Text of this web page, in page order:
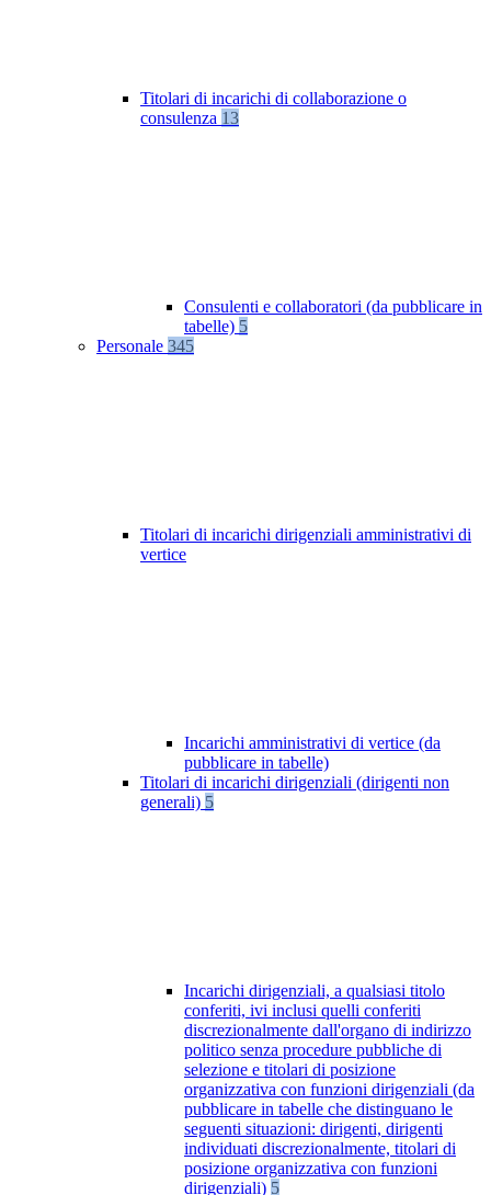
Titolari di incarichi di collaborazione o
consulenza 13
Consulenti e collaboratori (da pubblicare in
tabelle) 5
Personale 345
Titolari di incarichi dirigenziali amministrativi di
vertice
Incarichi amministrativi di vertice (da
pubblicare in tabelle)
Titolari di incarichi dirigenziali (dirigenti non
generali) 5
Incarichi dirigenziali, a qualsiasi titolo
conferiti, ivi inclusi quelli conferiti
discrezionalmente dall'organo di indirizzo
politico senza procedure pubbliche di
selezione e titolari di posizione
organizzativa con funzioni dirigenziali (da
pubblicare in tabelle che distinguano le
seguenti situazioni: dirigenti, dirigenti
individuati discrezionalmente, titolari di
posizione organizzativa con funzioni
dirigenziali) 5